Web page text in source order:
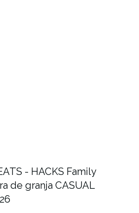
- HACKS Family
de granja CASUAL